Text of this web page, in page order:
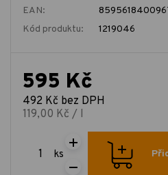
EAN:
Kód produktu:
1219046
595 Kč
492 Kč bez DPH
119,00 Kč / l
ks